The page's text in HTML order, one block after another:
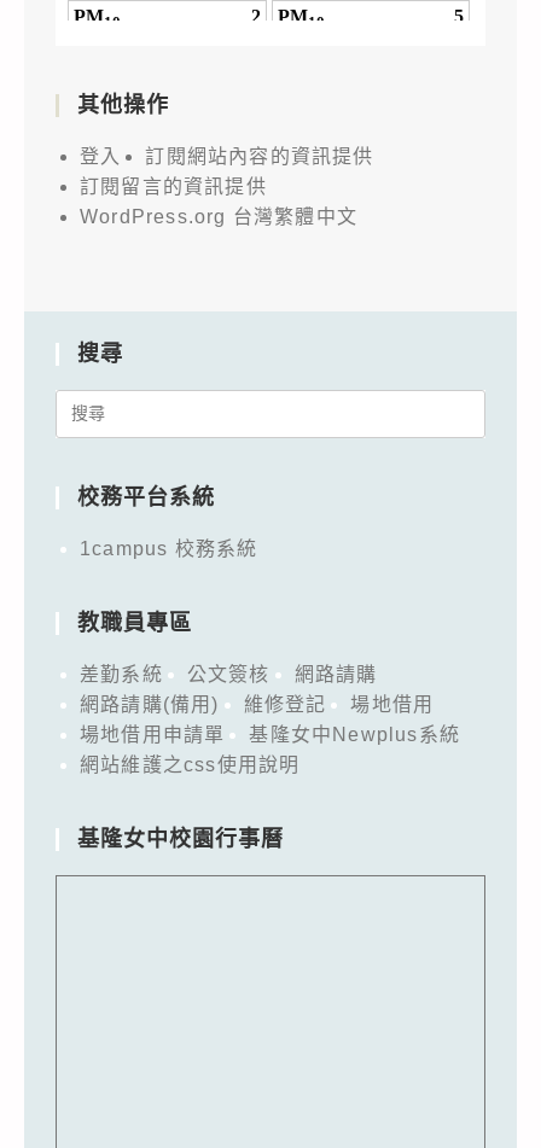
其他操作
登入
訂閱網站內容的資訊提供
訂閱留言的資訊提供
WordPress.org 台灣繁體中文
搜尋
Search
校務平台系統
1campus 校務系統
教職員專區
差勤系統 公文簽核
網路請購
網路請購(備用)
維修登記
場地借用
場地借用申請單
基隆女中Newplus系統
網站維護之css使用說明
基隆女中校園行事曆